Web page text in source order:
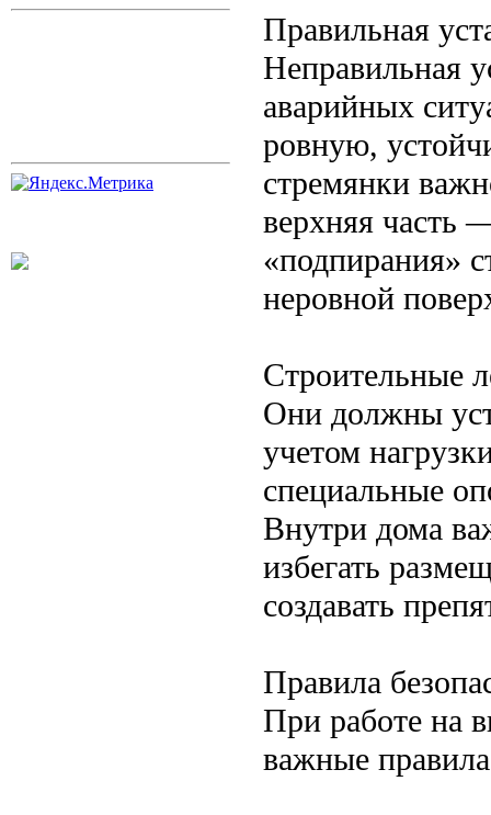
Правильная
Неправильная
аварийных
ровную,
стремянки
верхняя часть
«подпирания»
неровной
Строительные
Они должны
учетом
специальные
Внутри дома
избегать
создавать
Правила
При работе на
важные